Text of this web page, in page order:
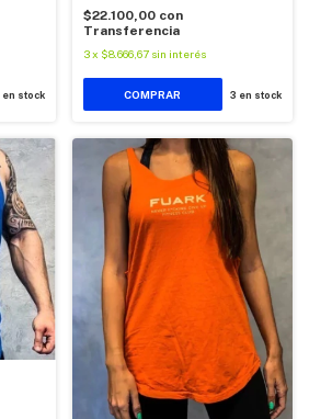
en stock
$22.100,00 con
Transferencia
3 x $8.666,67 sin interés
COMPRAR 3 en stock